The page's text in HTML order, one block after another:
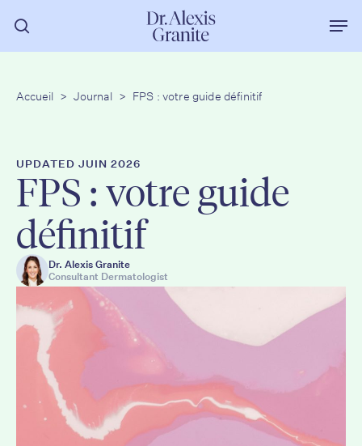
main
recherche
Accueil > Journal > FPS : votre guide définitif
UPDATED JUIN 2026
FPS : votre guide
définitif
Dr. Alexis Granite
Consultant Dermatologist